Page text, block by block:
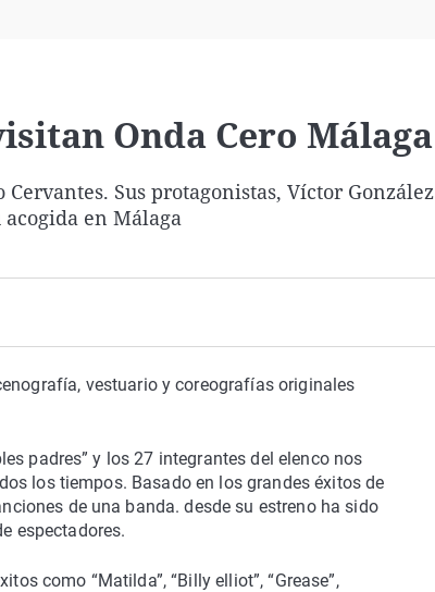
Onda Cero Málaga
Sus protagonistas, Víctor González
en Málaga
vestuario y coreografías originales
padres” y los 27 integrantes del elenco nos
los tiempos. Basado en los grandes éxitos de
de una banda. desde su estreno ha sido
espectadores.
como “Matilda”, “Billy elliot”, “Grease”,